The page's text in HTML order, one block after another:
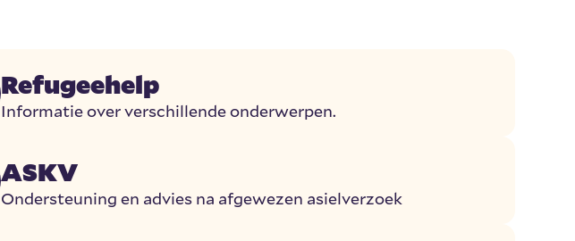
Refugeehelp
Informatie over verschillende onderwerpen.
ASKV
Ondersteuning en advies na afgewezen asielverzoek